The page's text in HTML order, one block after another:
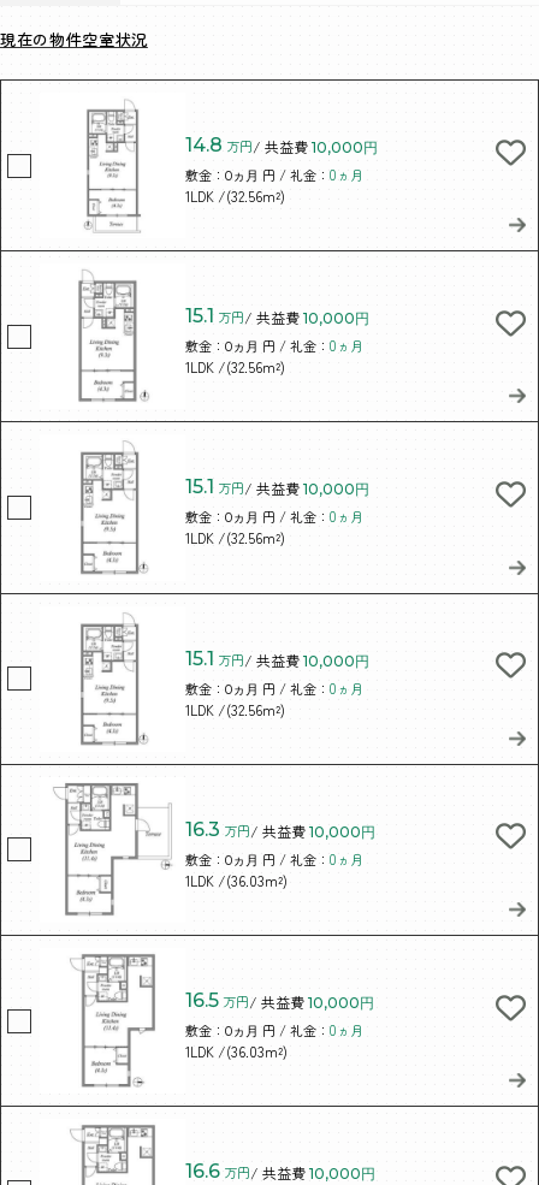
現在の物件空室状況
14.8 万円/ 共益費 10,000円
敷金：0ヵ月 円 / 礼金：0ヵ月
1LDK /(32.56m²)
15.1 万円/ 共益費 10,000円
敷金：0ヵ月 円 / 礼金：0ヵ月
1LDK /(32.56m²)
15.1 万円/ 共益費 10,000円
敷金：0ヵ月 円 / 礼金：0ヵ月
1LDK /(32.56m²)
15.1 万円/ 共益費 10,000円
敷金：0ヵ月 円 / 礼金：0ヵ月
1LDK /(32.56m²)
16.3 万円/ 共益費 10,000円
敷金：0ヵ月 円 / 礼金：0ヵ月
1LDK /(36.03m²)
16.5 万円/ 共益費 10,000円
敷金：0ヵ月 円 / 礼金：0ヵ月
1LDK /(36.03m²)
16.6 万円/ 共益費 10,000円